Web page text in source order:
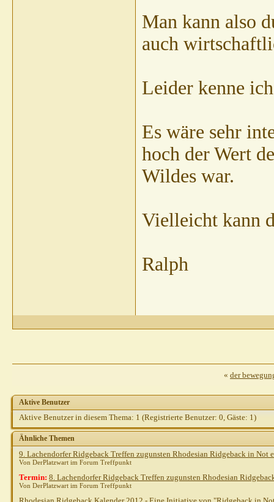
Man kann also
auch
Leider kenne
Es wäre sehr
hoch der Wert
Wildes war.
Vielleicht kann
Ralph
« der
Aktive Benutzer
Aktive Benutzer in diesem Thema: 1 (Registrierte Benutzer: 0, Gäste: 1)
Ähnliche Themen
9. Lachendorfer Ridgeback Treffen zugunsten Rhodesian Ridgeback in Not
Von DerPlatzwart im Forum Treffpunkt
Termin: 8. Lachendorfer Ridgeback Treffen zugunsten Rhodesian
Von DerPlatzwart im Forum Treffpunkt